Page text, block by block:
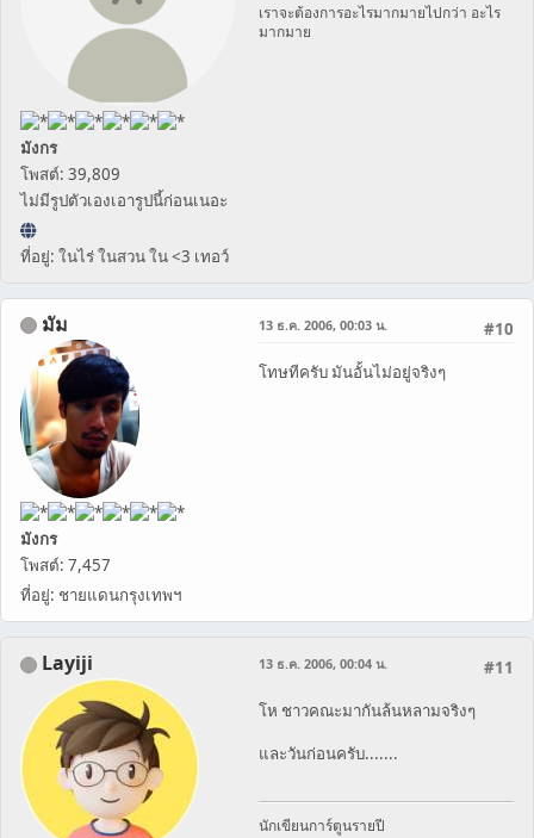
มังกร
โพสต์: 39,809
ไม่มีรูปตัวเองเอารูปนี้ก่อนเนอะ
ที่อยู่: ในไร่ ในสวน ใน <3 เทอว์
เราจะต้องการอะไรมากมายไปกว่า อะไร
มากมาย
มัม
มังกร
โพสต์: 7,457
ที่อยู่: ชายแดนกรุงเทพฯ
#10
13 ธ.ค. 2006, 00:03 น.
โทษทีครับ มันอั้นไม่อยู่จริงๆ
Layiji #11
13 ธ.ค. 2006, 00:04 น.
โห ชาวคณะมากันล้นหลามจริงๆ
และวันก่อนครับ.......
นักเขียนการ์ตูนรายปี